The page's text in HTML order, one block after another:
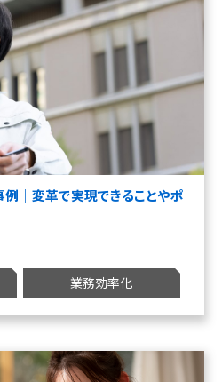
｜変革で実現できることやポ
業務効率化